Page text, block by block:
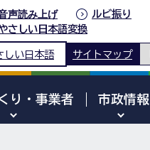
声読み上げ
ルビ振り
さしい日本語変換
しい日本語 サイトマップ
り・事業者 市政情報